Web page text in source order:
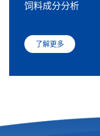
饲料成分分析
了解更多